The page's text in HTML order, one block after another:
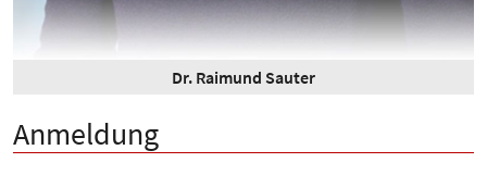
Dr. Raimund Sauter
Anmeldung